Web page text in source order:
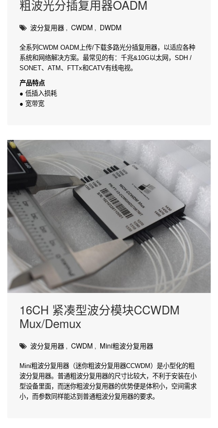
粗波光分插复用器OADM
波分复用器 , CWDM , DWDM
全系列CWDM OADM上传/下载多路光分插复用器，以适应各种
系统和网络解决方案。最常见的有：千兆&10G以太网，SDH /
SONET、ATM、FTTx和CATV有线电视。
产品特点
● 低插入损耗
● 宽带宽
16CH 紧凑型波分模块CCWDM
Mux/Demux
波分复用器 , CWDM , Mini粗波分复用器
Mini粗波分复用器（迷你粗波分复用器CCWDM）是小型化的粗
波分复用器。普通粗波分复用器的尺寸比较大，不利于安装在小
型设备里面，而迷你粗波分复用器的优势便是体积小，空间需求
小，而参数同样能达到普通粗波分复用器的要求。